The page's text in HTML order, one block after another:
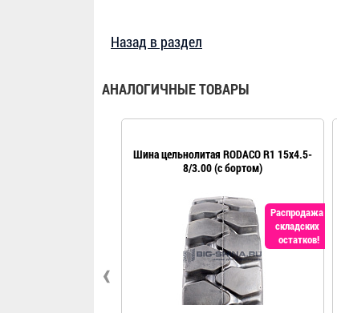
Назад в раздел
АНАЛОГИЧНЫЕ ТОВАРЫ
Шина цельнолитая RODACO R1 15x4.5-
8/3.00 (с бортом)
Распродажа
складских
остатков!
‹